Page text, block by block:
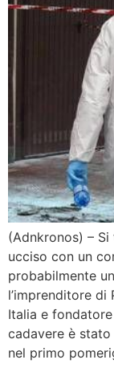
(Adnkronos) –
ucciso con un
probabilmente
l’imprenditore
Italia e
cadavere è
nel primo